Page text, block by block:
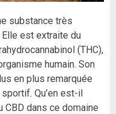
substance très
est extraite du
(THC),
humain. Son
en plus remarquée
Qu’en est-il
dans ce domaine